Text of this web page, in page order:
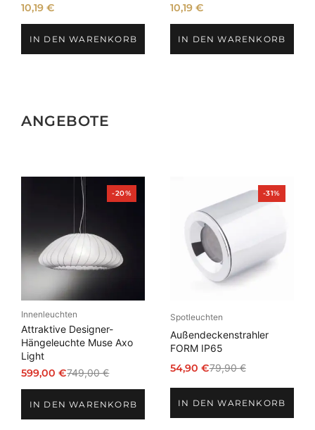
10,19€
IN DEN WARENKORB
10,19 €
IN DEN WARENKORB
ANGEBOTE
-20%Produkt
im
Innenleuchten
Attraktive Designer-
Hängeleuchte Muse Axo
Light
749,00€
Ursprünglicher
war:
599,00€
Aktueller
ist:IN DEN WARENKORB
-31%Produkt
im
Spotleuchten
Außendeckenstrahler
FORM IP65
79,90€
Ursprünglicher
Preis
war:
79,90 €
54,90 €
Aktueller
Preis
ist:
54,90 €.
IN DEN WARENKORB